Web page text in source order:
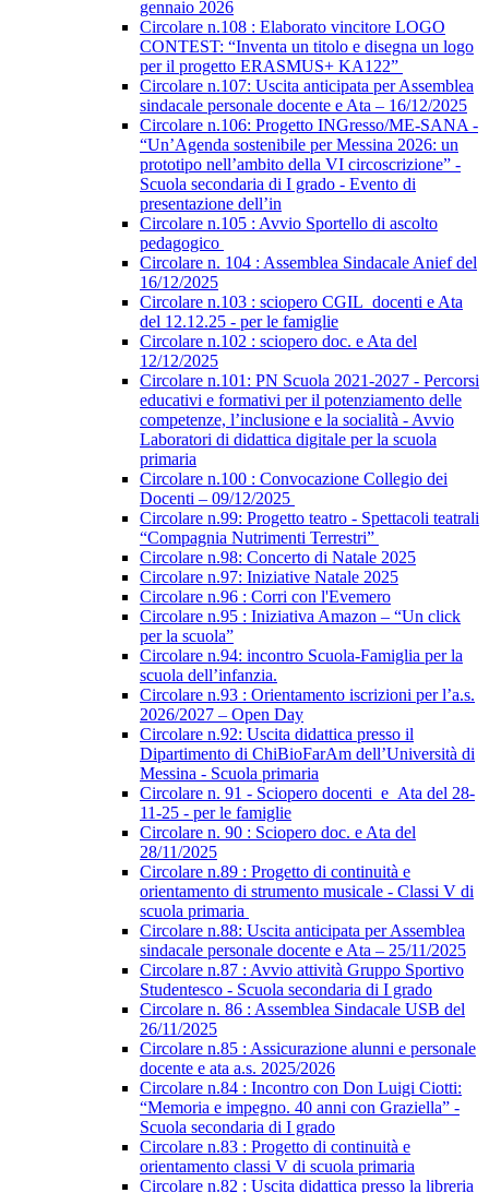
gennaio 2026
Circolare n.108 : Elaborato vincitore LOGO
CONTEST: “Inventa un titolo e disegna un logo
per il progetto ERASMUS+ KA122”
Circolare n.107: Uscita anticipata per Assemblea
sindacale personale docente e Ata – 16/12/2025
Circolare n.106: Progetto INGresso/ME-SANA -
“Un’Agenda sostenibile per Messina 2026: un
prototipo nell’ambito della VI circoscrizione” -
Scuola secondaria di I grado - Evento di
presentazione dell’in
Circolare n.105 : Avvio Sportello di ascolto
pedagogico
Circolare n. 104 : Assemblea Sindacale Anief del
16/12/2025
Circolare n.103 : sciopero CGIL_docenti e Ata
del 12.12.25 - per le famiglie
Circolare n.102 : sciopero doc. e Ata del
12/12/2025
Circolare n.101: PN Scuola 2021-2027 - Percorsi
educativi e formativi per il potenziamento delle
competenze, l’inclusione e la socialità - Avvio
Laboratori di didattica digitale per la scuola
primaria
Circolare n.100 : Convocazione Collegio dei
Docenti – 09/12/2025
Circolare n.99: Progetto teatro - Spettacoli teatrali
“Compagnia Nutrimenti Terrestri”
Circolare n.98: Concerto di Natale 2025
Circolare n.97: Iniziative Natale 2025
Circolare n.96 : Corri con l'Evemero
Circolare n.95 : Iniziativa Amazon – “Un click
per la scuola”
Circolare n.94: incontro Scuola-Famiglia per la
scuola dell’infanzia.
Circolare n.93 : Orientamento iscrizioni per l’a.s.
2026/2027 – Open Day
Circolare n.92: Uscita didattica presso il
Dipartimento di ChiBioFarAm dell’Università di
Messina - Scuola primaria
Circolare n. 91 - Sciopero docenti_e_Ata del 28-
11-25 - per le famiglie
Circolare n. 90 : Sciopero doc. e Ata del
28/11/2025
Circolare n.89 : Progetto di continuità e
orientamento di strumento musicale - Classi V di
scuola primaria
Circolare n.88: Uscita anticipata per Assemblea
sindacale personale docente e Ata – 25/11/2025
Circolare n.87 : Avvio attività Gruppo Sportivo
Studentesco - Scuola secondaria di I grado
Circolare n. 86 : Assemblea Sindacale USB del
26/11/2025
Circolare n.85 : Assicurazione alunni e personale
docente e ata a.s. 2025/2026
Circolare n.84 : Incontro con Don Luigi Ciotti:
“Memoria e impegno. 40 anni con Graziella” -
Scuola secondaria di I grado
Circolare n.83 : Progetto di continuità e
orientamento classi V di scuola primaria
Circolare n.82 : Uscita didattica presso la libreria